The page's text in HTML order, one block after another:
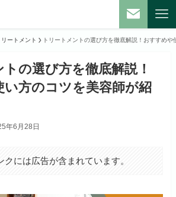
リートメント トリートメントの選び方を徹底解説！おすすめ
トの選び方を徹底解説！
い方のコツを美容師が紹
年6月28日
クには広告が含まれています。